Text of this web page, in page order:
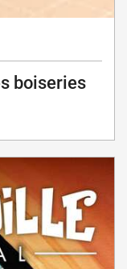
boiseries